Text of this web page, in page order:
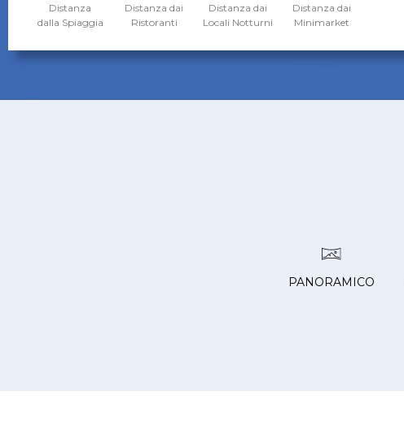
Distanza
dalla Spiaggia
Distanza dai
Ristoranti
Distanza dai
Locali Notturni
Distanza dai
Minimarket
PANORAMICO